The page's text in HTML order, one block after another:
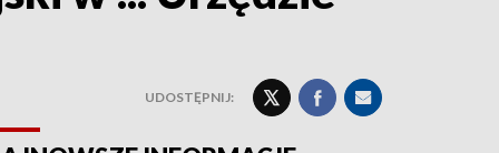
UDOSTĘPNIJ: